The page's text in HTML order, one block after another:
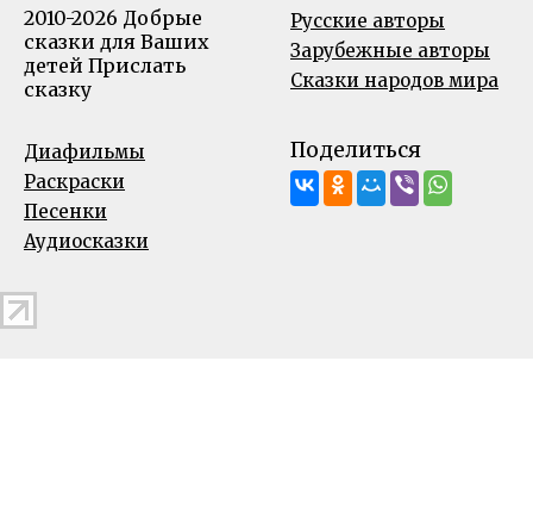
2010-2026 Добрые
сказки для Ваших
детей Прислать
сказку
Русские авторы
Зарубежные авторы
Сказки народов мира
Диафильмы
Раскраски
Песенки
Аудиосказки
Поделиться